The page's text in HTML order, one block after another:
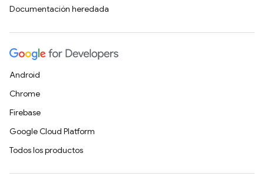
Documentación heredada
Android
Chrome
Firebase
Google Cloud Platform
Todos los productos